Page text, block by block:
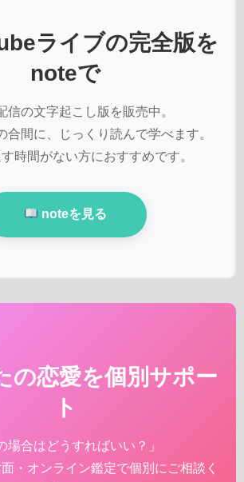
ライブの完全版を
noteで
信の文字起こし版を販売中。
合間に、じっくり読んで学べます。
時間がない方におすすめです。
noteを見る
の恋愛を個別サポー
ト
場合はどうすればいい？」
・オンライン鑑定で個別にご相談く